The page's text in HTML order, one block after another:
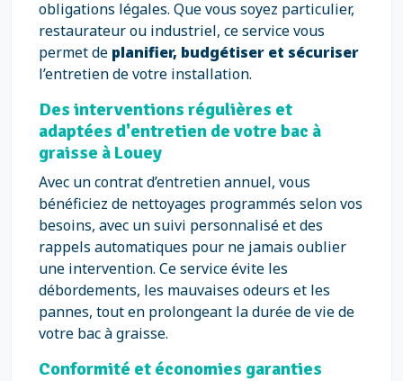
obligations légales. Que vous soyez particulier,
restaurateur ou industriel, ce service vous
permet de planifier, budgétiser et sécuriser
l’entretien de votre installation.
Des interventions régulières et
adaptées d'entretien de votre bac à
graisse à Louey
Avec un contrat d’entretien annuel, vous
bénéficiez de nettoyages programmés selon vos
besoins, avec un suivi personnalisé et des
rappels automatiques pour ne jamais oublier
une intervention. Ce service évite les
débordements, les mauvaises odeurs et les
pannes, tout en prolongeant la durée de vie de
votre bac à graisse.
Conformité et économies garanties